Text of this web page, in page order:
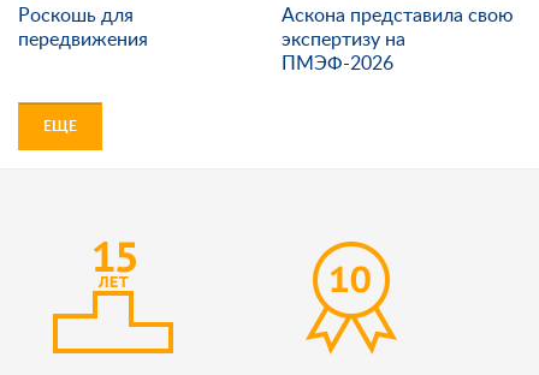
Роскошь для
передвижения
Аскона представила свою
экспертизу на
ПМЭФ-2026
ЕЩЕ